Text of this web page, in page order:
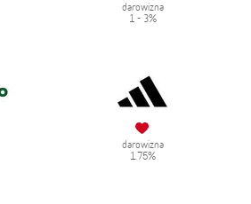
darowizna
1 - 3%
darowizna
1.75%